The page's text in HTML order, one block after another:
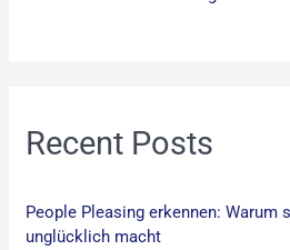
:Recent Posts
People Pleasing erkennen: Warum
unglücklich macht